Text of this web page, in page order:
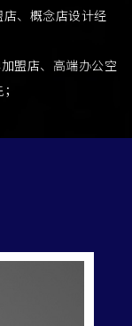
、概念店设计经
盟店、高端办公空